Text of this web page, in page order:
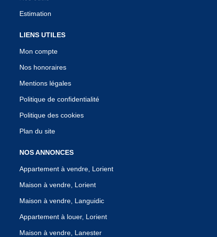
Estimation
LIENS UTILES
Mon compte
Nos honoraires
Mentions légales
Politique de confidentialité
Politique des cookies
Plan du site
NOS ANNONCES
Appartement à vendre, Lorient
Maison à vendre, Lorient
Maison à vendre, Languidic
Appartement à louer, Lorient
Maison à vendre, Lanester